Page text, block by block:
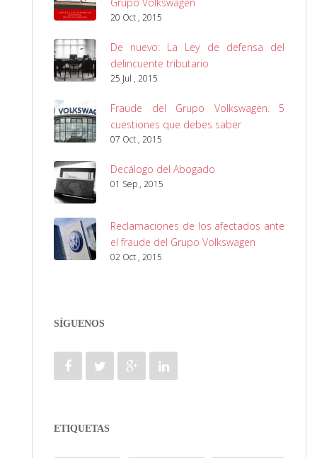
20 Oct , 2015
De nuevo: La Ley de defensa del
delincuente tributario
25 Jul , 2015
Fraude del Grupo Volkswagen. 5
cuestiones que debes saber
07 Oct , 2015
Decálogo del Abogado
01 Sep , 2015
Reclamaciones de los afectados ante
el fraude del Grupo Volkswagen
02 Oct , 2015
SÍGUENOS
ETIQUETAS